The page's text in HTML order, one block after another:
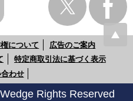
について
広告のご案内
特定商取引法に基づく表示
わせ
Rights Reserved